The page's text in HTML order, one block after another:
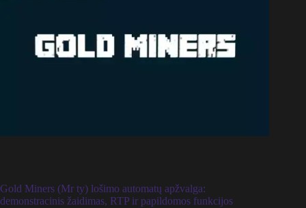
Gold Miners (Mr ty) lošimo automatų apžvalga:
demonstracinis žaidimas, RTP ir papildomos funkcijos